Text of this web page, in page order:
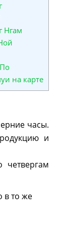
Нгам
на карте
часы.
и
в то же